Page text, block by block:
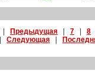
Предыдущая 7 8
Следующая